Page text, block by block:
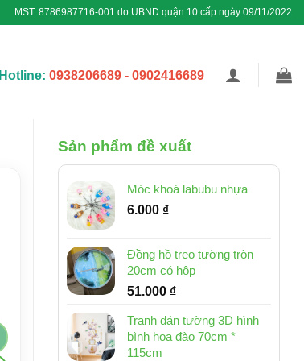
MST: 8786987716-001 do UBND quận 10 cấp ngày 09/11/2022
Hotline: 0938206689 - 0902416689
Sản phẩm đề xuất
Móc khoá labubu nhựa
6.000 ₫
Đồng hồ treo tường tròn
20cm có hộp
51.000 ₫
Tranh dán tường 3D hình
bình hoa đào 70cm *
115cm